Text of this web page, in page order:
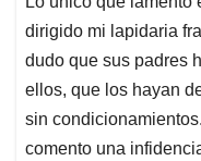
dirigido mi lapidaria
dudo que sus padres
ellos, que los hayan
sin
comento una